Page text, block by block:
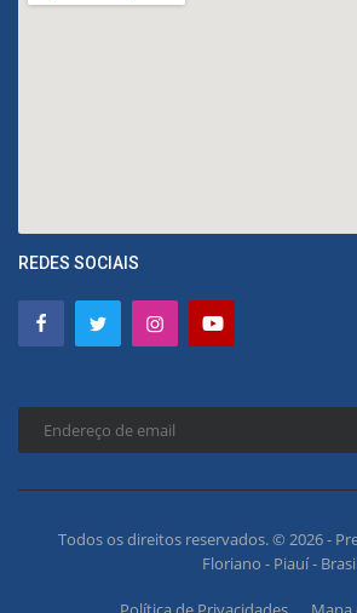
REDES SOCIAIS
Todos os direitos reservados. © 2026 -
Floriano - Piauí -